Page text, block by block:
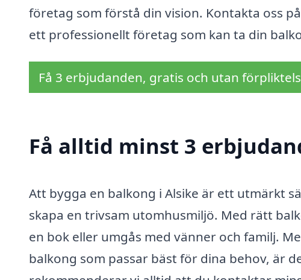
företag som förstå din vision. Kontakta oss
ett professionellt företag som kan ta din
Få 3 erbjudanden, gratis och utan
Få alltid minst 3
Att bygga en balkong i Alsike är ett utmärkt
skapa en trivsam utomhusmiljö. Med rätt
en bok eller umgås med vänner och familj.
balkong som passar bäst för dina behov, är